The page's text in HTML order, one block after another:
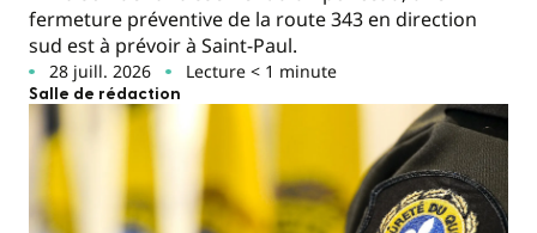
fermeture préventive de la route 343 en direction
sud est à prévoir à Saint-Paul.
28 juill. 2026 Lecture < 1 minute
Salle de rédaction